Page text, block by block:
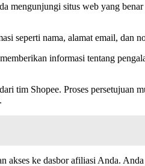
situs web yang
seperti nama, alamat email, dan
informasi tentang
tim Shopee. Proses persetujuan
ke dasbor afiliasi Anda.